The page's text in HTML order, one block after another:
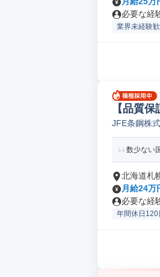
必要な経
業界未経験
【品質
化学品質
JFE条鋼株
数少ない
北海道札
月給24万
必要な経
年間休日120